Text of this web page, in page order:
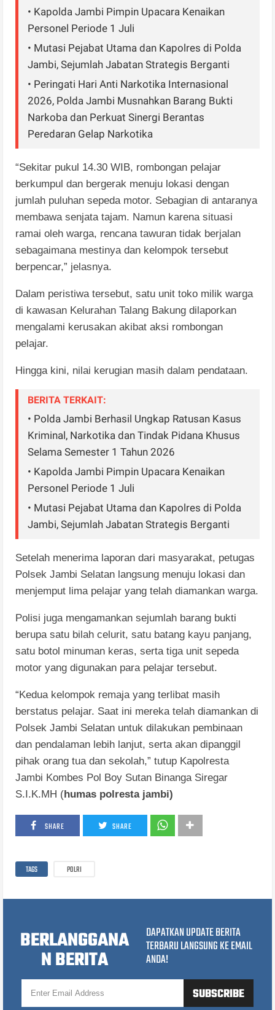
• Kapolda Jambi Pimpin Upacara Kenaikan
Personel Periode 1 Juli
• Mutasi Pejabat Utama dan Kapolres di Polda
Jambi, Sejumlah Jabatan Strategis Berganti
• Peringati Hari Anti Narkotika Internasional
2026, Polda Jambi Musnahkan Barang Bukti
Narkoba dan Perkuat Sinergi Berantas
Peredaran Gelap Narkotika
“Sekitar pukul 14.30 WIB, rombongan pelajar
berkumpul dan bergerak menuju lokasi dengan
jumlah puluhan sepeda motor. Sebagian di antaranya
membawa senjata tajam. Namun karena situasi
ramai oleh warga, rencana tawuran tidak berjalan
sebagaimana mestinya dan kelompok tersebut
berpencar,” jelasnya.
Dalam peristiwa tersebut, satu unit toko milik warga
di kawasan Kelurahan Talang Bakung dilaporkan
mengalami kerusakan akibat aksi rombongan
pelajar.
Hingga kini, nilai kerugian masih dalam pendataan.
BERITA TERKAIT:
• Polda Jambi Berhasil Ungkap Ratusan Kasus
Kriminal, Narkotika dan Tindak Pidana Khusus
Selama Semester 1 Tahun 2026
• Kapolda Jambi Pimpin Upacara Kenaikan
Personel Periode 1 Juli
• Mutasi Pejabat Utama dan Kapolres di Polda
Jambi, Sejumlah Jabatan Strategis Berganti
Setelah menerima laporan dari masyarakat, petugas
Polsek Jambi Selatan langsung menuju lokasi dan
menjemput lima pelajar yang telah diamankan warga.
Polisi juga mengamankan sejumlah barang bukti
berupa satu bilah celurit, satu batang kayu panjang,
satu botol minuman keras, serta tiga unit sepeda
motor yang digunakan para pelajar tersebut.
“Kedua kelompok remaja yang terlibat masih
berstatus pelajar. Saat ini mereka telah diamankan di
Polsek Jambi Selatan untuk dilakukan pembinaan
dan pendalaman lebih lanjut, serta akan dipanggil
pihak orang tua dan sekolah,” tutup Kapolresta
Jambi Kombes Pol Boy Sutan Binanga Siregar
S.I.K.MH (humas polresta jambi)
SHARE SHARE
TAGS POLRI
BERLANGGANA
N BERITA
DAPATKAN UPDATE BERITA
TERBARU LANGSUNG KE EMAIL
ANDA!